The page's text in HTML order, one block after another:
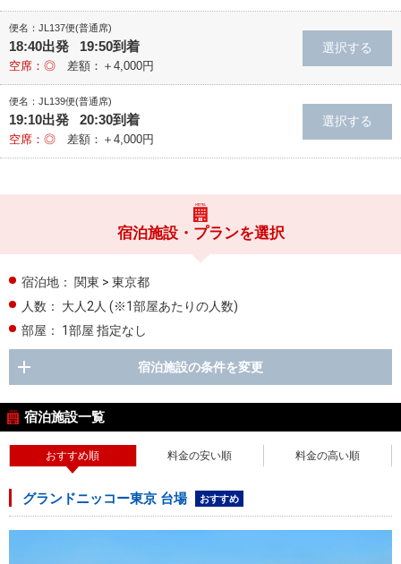
便名：JL137便(普通席)
18:40出発 19:50到着
空席：◎ 差額：＋4,000円
便名：JL139便(普通席)
19:10出発 20:30到着
空席：◎ 差額：＋4,000円
宿泊施設・プランを選択
宿泊地：
関東 > 東京都
人数：
大人2人 (※1部屋あたりの人数)
部屋：
1部屋 指定なし
宿泊施設の条件を変更
宿泊施設一覧
おすすめ順 料金の安い順 料金の高い順
グランドニッコー東京 台場 おすすめ